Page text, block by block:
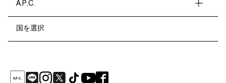
A.P.C.
国を選択
A P C
. .